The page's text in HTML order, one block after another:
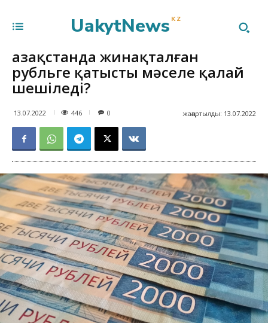
UakytNews KZ
Қазақстанда жинақталған
рубльге қатысты мәселе қалай
шешіледі?
13.07.2022 446 жаңартылды: 13.07.2022
0